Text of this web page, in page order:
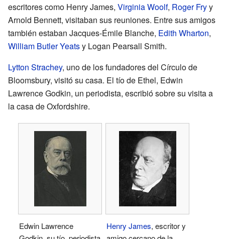
escritores como Henry James, Virginia Woolf, Roger Fryy
Arnold Bennett, visitaban sus reuniones. Entre sus amigos
también estaban Jacques-Émile Blanche, Edith Wharton,
William Butler Yeatsy Logan Pearsall Smith.
Lytton Strachey, uno de los fundadores del Círculo de
Bloomsbury, visitó su casa. El tío de Ethel, Edwin
Lawrence Godkin, un periodista, escribió sobre su visita a
la casa de Oxfordshire.
Edwin Lawrence
Henry James, escritor y